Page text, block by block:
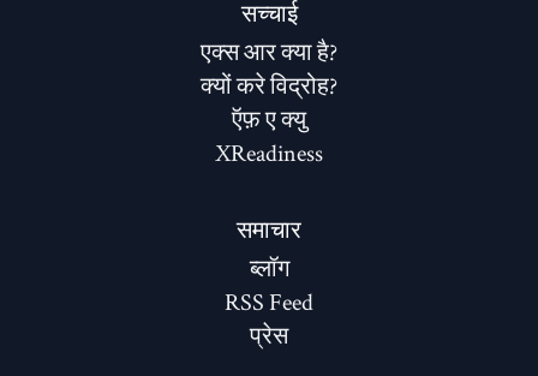
सच्चाई
एक्स आर क्या है?
क्यों करे विद्रोह?
ऍफ़ ए क्यु
XReadiness
समाचार
ब्लॉग
RSS Feed
प्रेस